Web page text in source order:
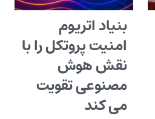
بنیاد اتریوم
امنیت پروتکل را با
نقش هوش
مصنوعی تقویت
می کند